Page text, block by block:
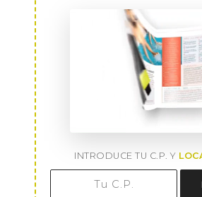
INTRODUCE TU C.P. Y